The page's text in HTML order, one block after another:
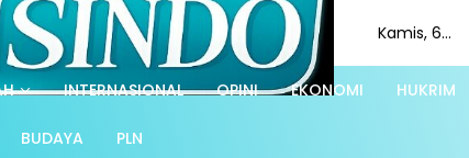
Kamis, 6
INTERNASIONAL OPINI EKONOMI HUKRIM
BUDAYA PLN